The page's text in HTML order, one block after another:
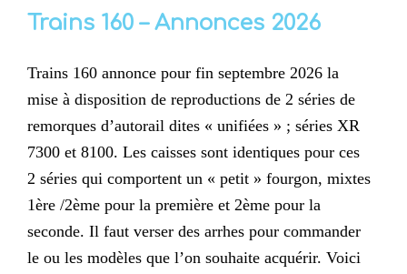
Trains 160 – Annonces 2026
Trains 160 annonce pour fin septembre 2026 la
mise à disposition de reproductions de 2 séries de
remorques d’autorail dites « unifiées » ; séries XR
7300 et 8100. Les caisses sont identiques pour ces
2 séries qui comportent un « petit » fourgon, mixtes
1ère /2ème pour la première et 2ème pour la
seconde. Il faut verser des arrhes pour commander
le ou les modèles que l’on souhaite acquérir. Voici